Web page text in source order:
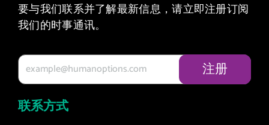
要与我们联系并了解最新信息，请立即注册订阅
我们的时事通讯。
联系方式